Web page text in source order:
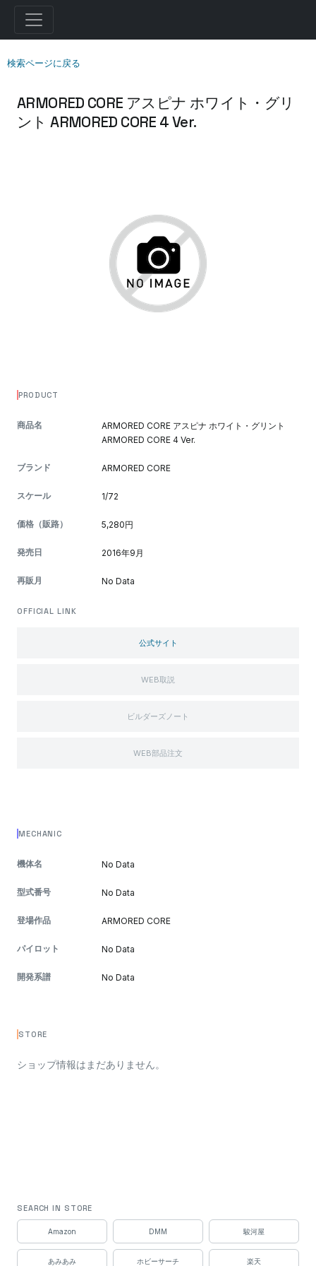
検索ページに戻る
ARMORED CORE アスピナ ホワイト・グリ
ント ARMORED CORE 4 Ver.
PRODUCT
商品名
ARMORED CORE アスピナ ホワイト・グリント
ARMORED CORE 4 Ver.
ブランド ARMORED CORE
スケール 1/72
価格（販路） 5,280円
発売日 2016年9月
再販月 No Data
OFFICIAL LINK
公式サイト
WEB取説
ビルダーズノート
WEB部品注文
MECHANIC
機体名 No Data
型式番号 No Data
登場作品 ARMORED CORE
パイロット No Data
開発系譜 No Data
STORE
ショップ情報はまだありません。
SEARCH IN STORE
Amazon DMM 駿河屋
あみあみ ホビーサーチ 楽天